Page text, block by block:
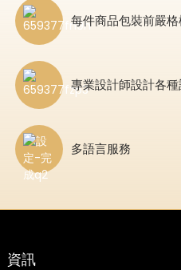
每件商品包裝前嚴
專業設計師設計各種
多語言服務
資訊